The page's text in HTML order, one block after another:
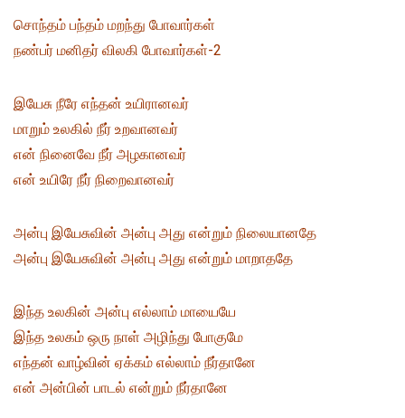
சொந்தம் பந்தம் மறந்து போவார்கள்
நண்பர் மனிதர் விலகி போவார்கள்-2
இயேசு நீரே எந்தன் உயிரானவர்
மாறும் உலகில் நீர் உறவானவர்
என் நினைவே நீர் அழகானவர்
என் உயிரே நீர் நிறைவானவர்
அன்பு இயேசுவின் அன்பு அது என்றும் நிலையானதே
அன்பு இயேசுவின் அன்பு அது என்றும் மாறாததே
இந்த உலகின் அன்பு எல்லாம் மாயையே
இந்த உலகம் ஒரு நாள் அழிந்து போகுமே
எந்தன் வாழ்வின் ஏக்கம் எல்லாம் நீர்தானே
என் அன்பின் பாடல் என்றும் நீர்தானே